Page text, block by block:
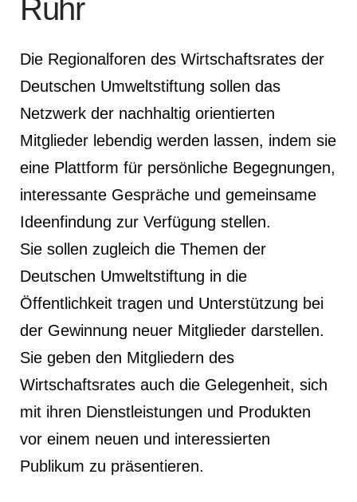
Ruhr
Die Regionalforen des Wirtschaftsrates der
Deutschen Umweltstiftung sollen das
Netzwerk der nachhaltig orientierten
Mitglieder lebendig werden lassen, indem sie
eine Plattform für persönliche Begegnungen,
interessante Gespräche und gemeinsame
Ideenfindung zur Verfügung stellen.
Sie sollen zugleich die Themen der
Deutschen Umweltstiftung in die
Öffentlichkeit tragen und Unterstützung bei
der Gewinnung neuer Mitglieder darstellen.
Sie geben den Mitgliedern des
Wirtschaftsrates auch die Gelegenheit, sich
mit ihren Dienstleistungen und Produkten
vor einem neuen und interessierten
Publikum zu präsentieren.